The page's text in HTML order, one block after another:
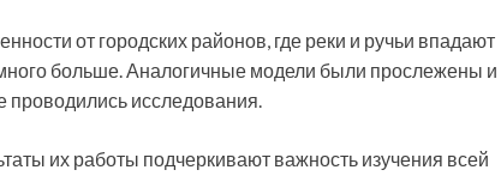
от городских районов, где реки и ручьи впадают
больше. Аналогичные модели были прослежены и
проводились исследования.
их работы подчеркивают важность изучения всей